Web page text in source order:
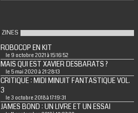
ZINES
ROBOCOP EN KIT
le 9 octobre 2021 à 15:16:52
MAIS QUI EST XAVIER DESBARATS ?
le 5 mai 2020 à 21:28:13
CRITIQUE : MIDI MINUIT FANTASTIQUE VOL.
3
le 3 octobre 2018 à 17:19:31
JAMES BOND : UN LIVRE ET UN ESSAI